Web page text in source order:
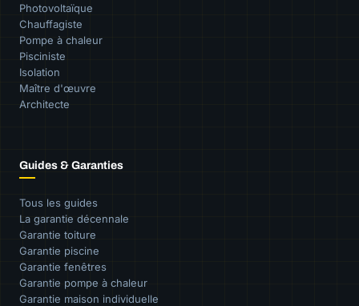
Photovoltaïque
Chauffagiste
Pompe à chaleur
Pisciniste
Isolation
Maître d'œuvre
Architecte
Guides & Garanties
Tous les guides
La garantie décennale
Garantie toiture
Garantie piscine
Garantie fenêtres
Garantie pompe à chaleur
Garantie maison individuelle